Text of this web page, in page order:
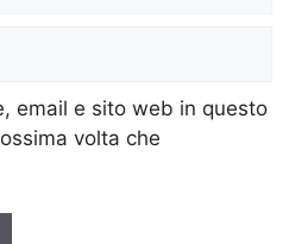
email e sito web in questo
volta che